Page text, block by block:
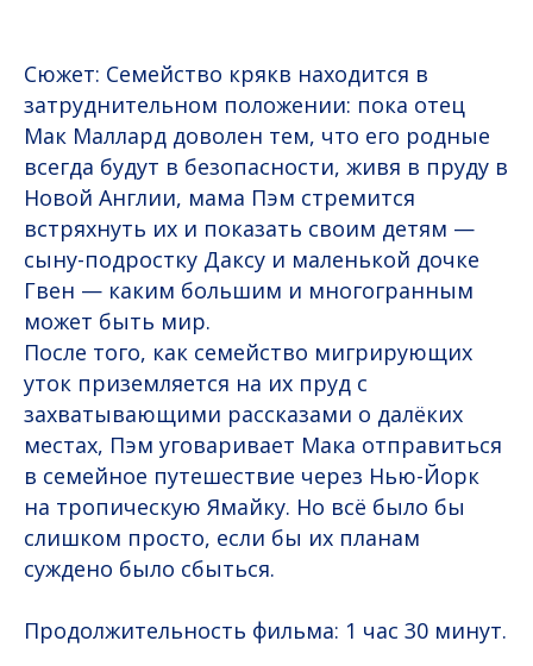
Сюжет: Семейство крякв находится в
затруднительном положении: пока отец
Мак Маллард доволен тем, что его родные
всегда будут в безопасности, живя в пруду в
Новой Англии, мама Пэм стремится
встряхнуть их и показать своим детям —
сыну-подростку Даксу и маленькой дочке
Гвен — каким большим и многогранным
может быть мир.
После того, как семейство мигрирующих
уток приземляется на их пруд с
захватывающими рассказами о далёких
местах, Пэм уговаривает Мака отправиться
в семейное путешествие через Нью-Йорк
на тропическую Ямайку. Но всё было бы
слишком просто, если бы их планам
суждено было сбыться.
Продолжительность фильма: 1 час 30 минут.